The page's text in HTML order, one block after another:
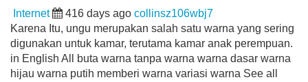
Internet 416 days ago collinsz106wbj7
Karena Itu, ungu merupakan salah satu warna yang sering
digunakan untuk kamar, terutama kamar anak perempuan.
in English All buta warna tanpa warna warna dasar warna
hijau warna putih memberi warna variasi warna See all